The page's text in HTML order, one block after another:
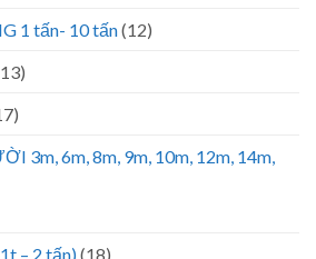
1 tấn- 10 tấn(12)
3m, 6m, 8m, 9m, 10m, 12m, 14m,
– 2 tấn)(18)